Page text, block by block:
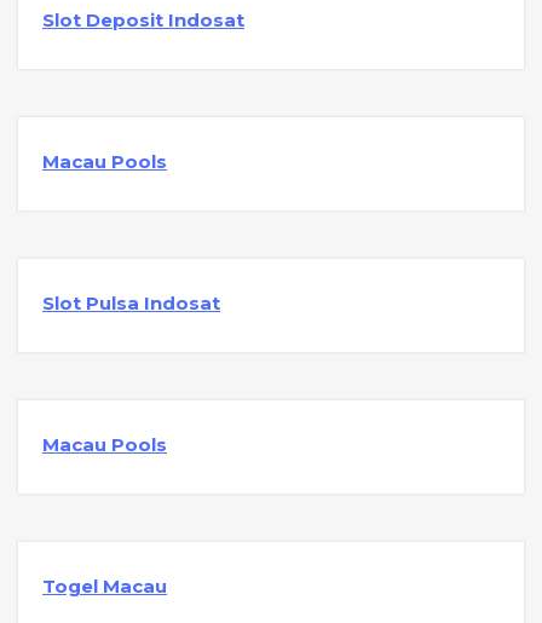
Slot Deposit Indosat
Macau Pools
Slot Pulsa Indosat
Macau Pools
Togel Macau